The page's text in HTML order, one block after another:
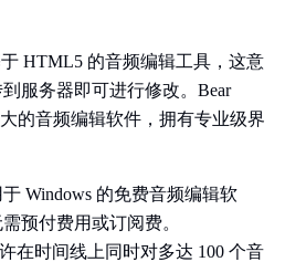
HTML5 的音频编辑工具，这意
服务器即可进行修改。Bear
的音频编辑软件，拥有专业级界
Windows 的免费音频编辑软
预付费用或订阅费。
在时间线上同时对多达 100 个音